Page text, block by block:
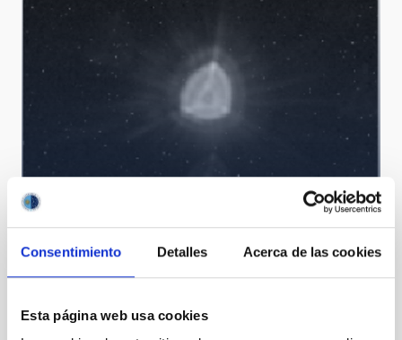
Consentimiento Detalles Acerca de las cookies
Esta página web usa cookies
Imagen de CHEOPS de la estrella HD 88111